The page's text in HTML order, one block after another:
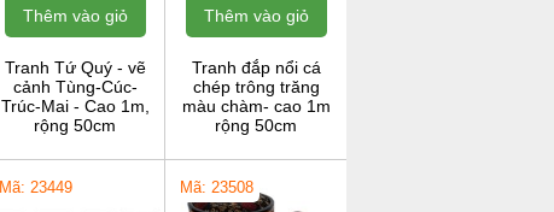
Thêm vào giỏ
Tranh Tứ Quý - vẽ
cảnh Tùng-Cúc-
Trúc-Mai - Cao 1m,
rộng 50cm
Thêm vào giỏ
Tranh đắp nổi cá
chép trông trăng
màu chàm- cao 1m
rộng 50cm
Mã: 23449 Mã: 23508